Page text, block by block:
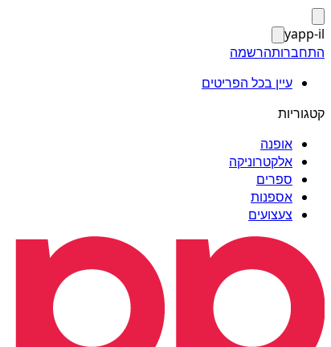
yapp-il
התחברותהרשמה
עיין בכל הפריטים
קטגוריות
אופנה
אלקטרוניקה
ספרים
אספנות
צעצועים